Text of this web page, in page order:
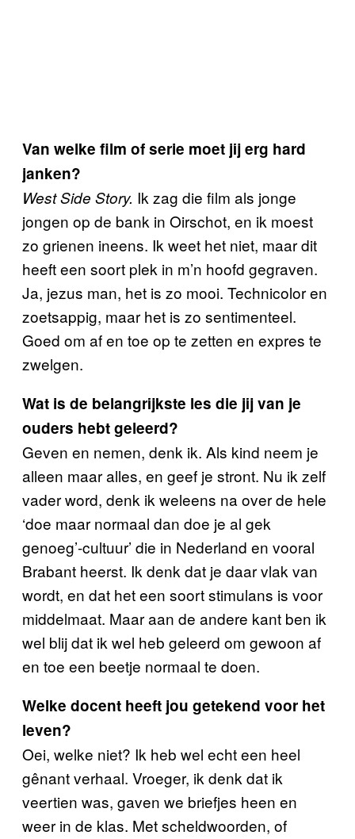
Van welke film of serie moet jij erg hard
janken?
West Side Story. Ik zag die film als jonge
jongen op de bank in Oirschot, en ik moest
zo grienen ineens. Ik weet het niet, maar dit
heeft een soort plek in m’n hoofd gegraven.
Ja, jezus man, het is zo mooi. Technicolor en
zoetsappig, maar het is zo sentimenteel.
Goed om af en toe op te zetten en expres te
zwelgen.
Wat is de belangrijkste les die jij van je
ouders hebt geleerd?
Geven en nemen, denk ik. Als kind neem je
alleen maar alles, en geef je stront. Nu ik zelf
vader word, denk ik weleens na over de hele
‘doe maar normaal dan doe je al gek
genoeg’-cultuur’ die in Nederland en vooral
Brabant heerst. Ik denk dat je daar vlak van
wordt, en dat het een soort stimulans is voor
middelmaat. Maar aan de andere kant ben ik
wel blij dat ik wel heb geleerd om gewoon af
en toe een beetje normaal te doen.
Welke docent heeft jou getekend voor het
leven?
Oei, welke niet? Ik heb wel echt een heel
gênant verhaal. Vroeger, ik denk dat ik
veertien was, gaven we briefjes heen en
weer in de klas. Met scheldwoorden, of